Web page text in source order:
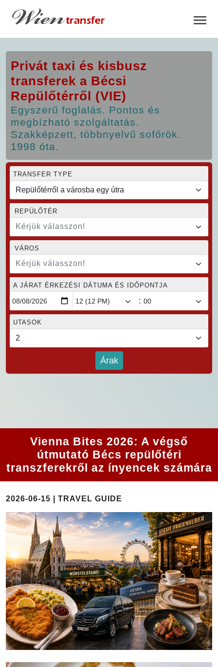
Privát taxi és kisbusz
transferek a Bécsi
Repülőtérről (VIE)
Egyszerű foglalás. Pontos és
megbízható szolgáltatás.
Szakképzett, többnyelvű sofőrök.
1998 óta.
TRANSFER TYPE
REPÜLŐTÉR
Kérjük válasszon!
VÁROS
Kérjük válasszon!
A JÁRAT ÉRKEZÉSI DÁTUMA ÉS IDŐPONTJA
:
UTASOK
Árak
Vienna Bites 2026: A végső
útmutató Bécs repülőtéri
transzferekről az ínyencek számára
2026-06-15 | TRAVEL GUIDE